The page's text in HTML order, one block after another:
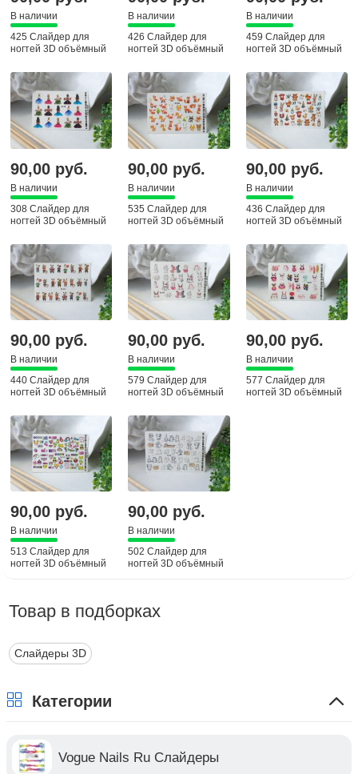
В наличии
425 Слайдер для
ногтей 3D объёмный
В наличии
426 Слайдер для
ногтей 3D объёмный
В наличии
459 Слайдер для
ногтей 3D объёмный
90,00 руб.
В наличии
308 Слайдер для
ногтей 3D объёмный
90,00 руб.
В наличии
535 Слайдер для
ногтей 3D объёмный
90,00 руб.
В наличии
436 Слайдер для
ногтей 3D объёмный
90,00 руб.
В наличии
440 Слайдер для
ногтей 3D объёмный
90,00 руб.
В наличии
579 Слайдер для
ногтей 3D объёмный
90,00 руб.
В наличии
577 Слайдер для
ногтей 3D объёмный
90,00 руб.
В наличии
513 Слайдер для
ногтей 3D объёмный
90,00 руб.
В наличии
502 Слайдер для
ногтей 3D объёмный
Товар в подборках
Слайдеры 3D
Категории
Vogue Nails Ru Слайдеры